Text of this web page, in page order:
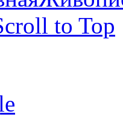
to Top